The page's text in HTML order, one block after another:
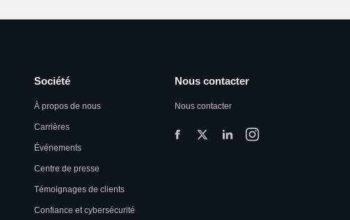
Société
À propos de nous
Carrières
Événements
Centre de presse
Témoignages de clients
Confiance et cybersécurité
Nous contacter
Nous contacter